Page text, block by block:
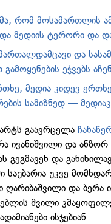
რომ მოსამართლის ამ
მედიის ტერორი და
და
გამოყენების ეჭვებს
მედია კიდევ
სამიზნედ —
გაავრცელა
ივანიშვილი და ანზორ
გეგმავენ და
საუბარია უკვე
და ბერა
შვილი
ისჯებიან.